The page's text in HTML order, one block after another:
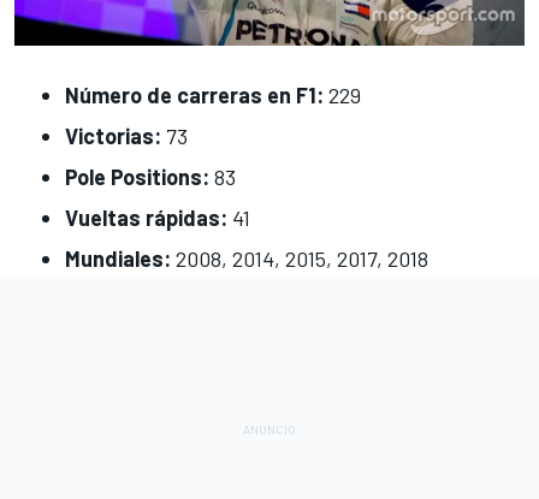
Número de carreras en F1: 229
Victorias: 73
Pole Positions: 83
Vueltas rápidas: 41
Mundiales: 2008, 2014, 2015, 2017, 2018